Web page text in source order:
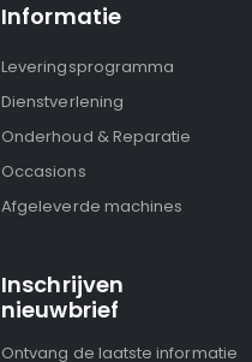
Informatie
Leveringsprogramma
Dienstverlening
Onderhoud & Reparatie
Occasions
Afgeleverde machines
Inschrijven
nieuwbrief
Ontvang de laatste informatie